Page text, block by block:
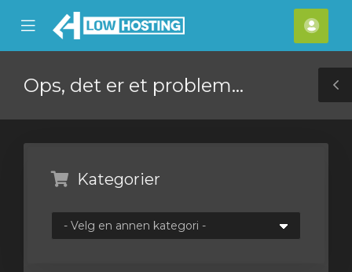
Mobile
Menu
Ops, det er et problem...
Kategorier